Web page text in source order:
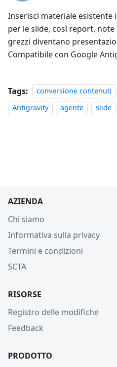
Inserisci materiale
per le slide, così report,
grezzi diventano
Compatibile con Google
Tags: conversione contenuti
Antigravity
agente slide
AZIENDA
Chi siamo
Informativa sulla privacy
Termini e condizioni
SCTA
RISORSE
Registro delle modifiche
Feedback
PRODOTTO